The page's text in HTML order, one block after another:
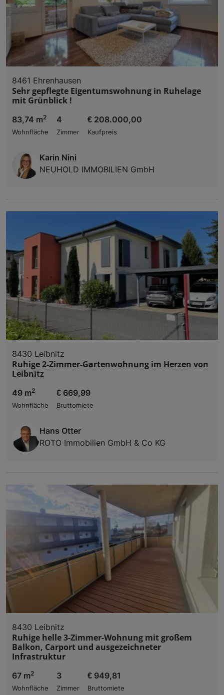
8461 Ehrenhausen
Sehr gepflegte Eigentumswohnung in Ruhelage
mit Grünblick !
83,74 m2
Wohnfläche
4
Zimmer
€ 208.000,00
Kaufpreis
Karin Nini
NEUHOLD IMMOBILIEN GmbH
8430 Leibnitz
Ruhige 2-Zimmer-Gartenwohnung im Herzen von
Leibnitz
49 m2
Wohnfläche
€ 669,99
Bruttomiete
Hans Otter
ROTO Immobilien GmbH & Co KG
8430 Leibnitz
Ruhige helle 3-Zimmer-Wohnung mit großem
Balkon, Carport und ausgezeichneter
Infrastruktur
67 m2
Wohnfläche
3
Zimmer
€ 949,81
Bruttomiete